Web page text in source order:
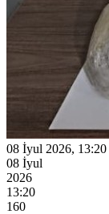
08 İyul 2026, 13:20
08 İyul
2026
13:20
160